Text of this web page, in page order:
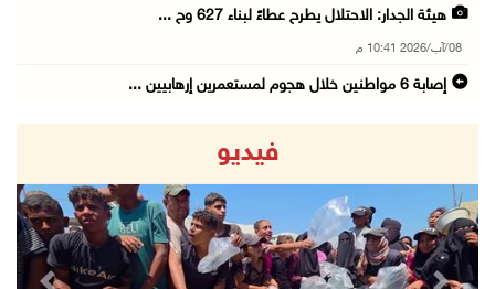
هيئة الجدار: الاحتلال يطرح عطاءً لبناء 627 وح ...
08/آب/2026 10:41 م
إصابة 6 مواطنين خلال هجوم لمستعمرين إرهابيين ...
الاحتلال يحتجز مواطنين من طمون ومخيم الفارعة
08/آب/2026 09:33 م
الاحتلال يقتحم قرية المغير شمال شرق رام الله
08/آب/2026 09:32 م
فيديو